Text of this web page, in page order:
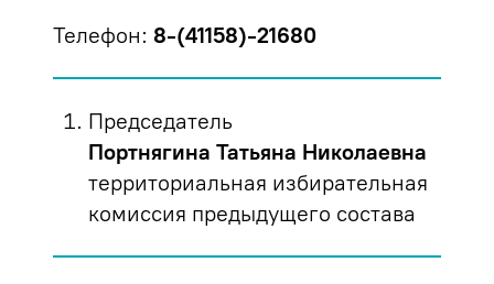
Телефон: 8-(41158)-21680
Председатель
Портнягина Татьяна Николаевна
территориальная избирательная
комиссия предыдущего состава